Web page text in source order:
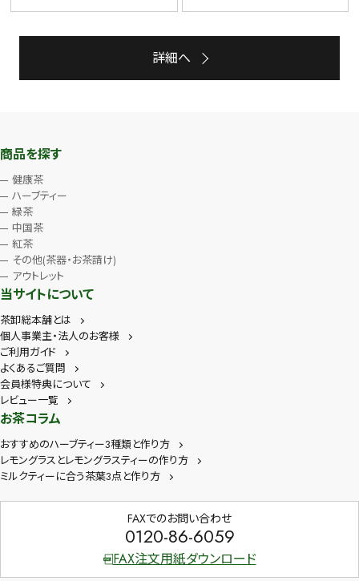
詳細へ
商品を探す
健康茶
ハーブティー
緑茶
中国茶
紅茶
その他(茶器・お茶請け)
アウトレット
当サイトについて
茶卸総本舗とは
個人事業主・法人のお客様
ご利用ガイド
よくあるご質問
会員様特典について
レビュー一覧
お茶コラム
おすすめのハーブティー3種類と作り方
レモングラスとレモングラスティーの作り方
ミルクティーに合う茶葉3点と作り方
FAXでのお問い合わせ
0120-86-6059
FAX注文用紙ダウンロード